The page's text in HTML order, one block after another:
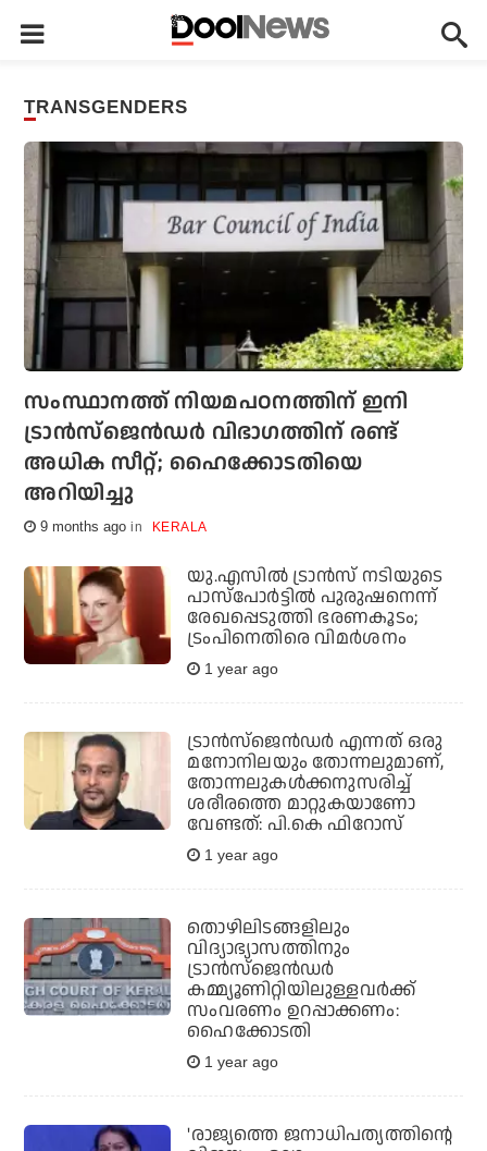
TRANSGENDERS
സംസ്ഥാനത്ത് നിയമപഠനത്തിന് ഇനി
ട്രാന്‍സ്‌ജെന്‍ഡര്‍ വിഭാഗത്തിന് രണ്ട്
അധിക സീറ്റ്; ഹൈക്കോടതിയെ
അറിയിച്ചു
9 months ago KERALA
യു.എസില്‍ ട്രാന്‍സ് നടിയുടെ
പാസ്‌പോര്‍ട്ടില്‍ പുരുഷനെന്ന്
രേഖപ്പെടുത്തി ഭരണകൂടം;
ട്രംപിനെതിരെ വിമര്‍ശനം
1 year ago
ട്രാന്‍സ്‌ജെന്‍ഡര്‍ എന്നത് ഒരു
മനോനിലയും തോന്നലുമാണ്‌,
തോന്നലുകള്‍ക്കനുസരിച്ച്
ശരീരത്തെ മാറ്റുകയാണോ
വേണ്ടത്: പി.കെ ഫിറോസ്
1 year ago
തൊഴിലിടങ്ങളിലും
വിദ്യാഭ്യാസത്തിനും
ട്രാന്‍സ്‌ജെന്‍ഡര്‍
കമ്മ്യൂണിറ്റിയിലുള്ളവര്‍ക്ക്
സംവരണം ഉറപ്പാക്കണം:
ഹൈക്കോടതി
1 year ago
'രാജ്യത്തെ ജനാധിപത്യത്തിന്റെ